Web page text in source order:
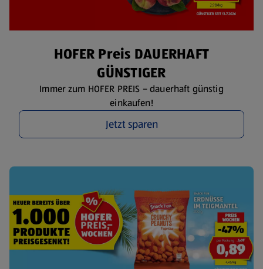
HOFER Preis DAUERHAFT
GÜNSTIGER
Immer zum HOFER PREIS – dauerhaft günstig
einkaufen!
Jetzt sparen